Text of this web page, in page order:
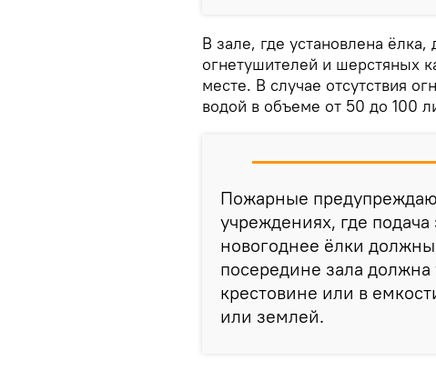
В зале, где установлена
огнетушителей и шерстяных
месте. В случае отсутствия
водой в объеме от 50 до 100
Пожарные
учреждениях, где
новогоднее ёлки
посередине зала должна
крестовине или в
или землей.